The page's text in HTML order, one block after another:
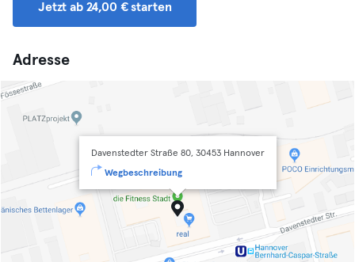
Jetzt ab 24,00 € starten
Adresse
Davenstedter Straße 80, 30453 Hannover
Wegbeschreibung